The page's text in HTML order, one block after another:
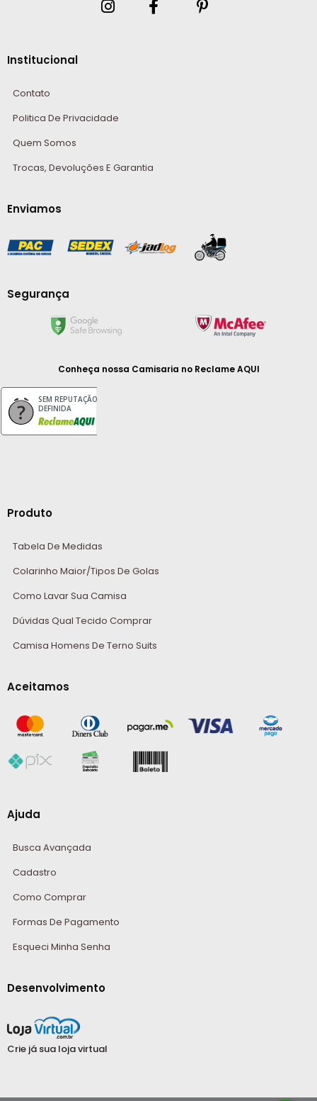
Institucional
Contato
Politica De Privacidade
Quem Somos
Trocas, Devoluções E Garantia
Enviamos
Segurança
Conheça nossa Camisaria no Reclame AQUI
SEM REPUTAÇÃO
DEFINIDA
Produto
Tabela De Medidas
Colarinho Maior/Tipos De Golas
Como Lavar Sua Camisa
Dúvidas Qual Tecido Comprar
Camisa Homens De Terno Suits
Aceitamos
Ajuda
Busca Avançada
Cadastro
Como Comprar
Formas De Pagamento
Esqueci Minha Senha
Desenvolvimento
Crie já sua loja virtual